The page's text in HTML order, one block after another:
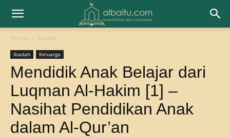
Home Ibadah
Ibadah Keluarga
Mendidik Anak Belajar dari
Luqman Al-Hakim [1] –
Nasihat Pendidikan Anak
dalam Al-Qur’an